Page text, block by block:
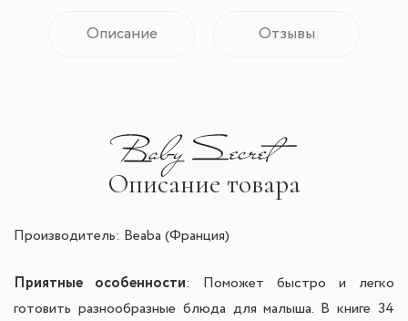
Описание Отзывы
Описание товара
Производитель: Beaba (Франция)
Приятные особенности: П оможет быстро и легко
готовить разнообразные блюда для малыша. В книге 34